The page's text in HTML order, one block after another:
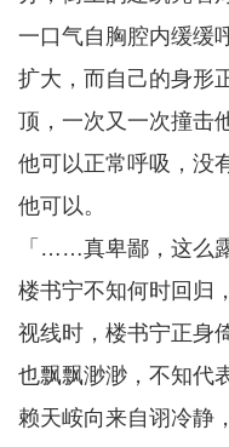
一口气自胸腔内缓缓
扩大，而自己的身形
顶，一次又一次撞击
他可以正常呼吸，没
他可以。
「……真卑鄙，这么
楼书宁不知何时回归
视线时，楼书宁正身
也飘飘渺渺，不知代
赖天峖向来自诩冷静